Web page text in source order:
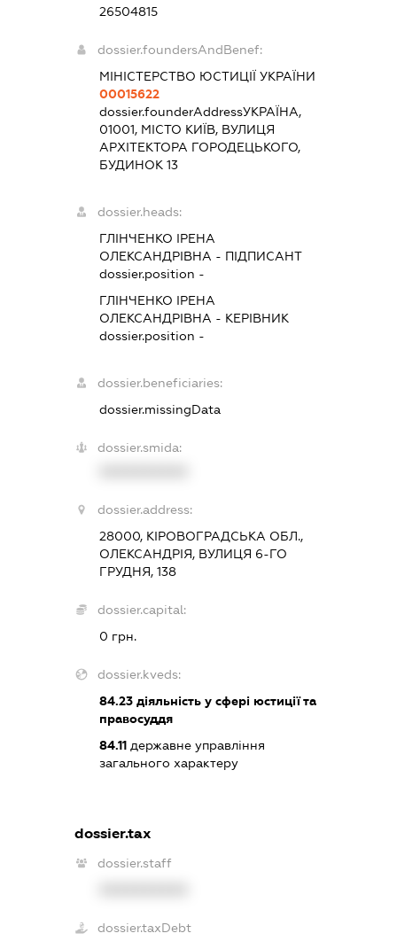
26504815
dossier.foundersAndBenef:
МІНІСТЕРСТВО ЮСТИЦІЇ УКРАЇНИ
00015622
dossier.founderAddressУКРАЇНА,
01001, МІСТО КИЇВ, ВУЛИЦЯ
АРХІТЕКТОРА ГОРОДЕЦЬКОГО,
БУДИНОК 13
dossier.heads:
ГЛІНЧЕНКО ІРЕНА
ОЛЕКСАНДРІВНА - ПІДПИСАНТ
dossier.position -
ГЛІНЧЕНКО ІРЕНА
ОЛЕКСАНДРІВНА - КЕРІВНИК
dossier.position -
dossier.beneficiaries:
dossier.missingData
dossier.smida:
dossier.address:
28000, КІРОВОГРАДСЬКА ОБЛ.,
ОЛЕКСАНДРІЯ, ВУЛИЦЯ 6-ГО
ГРУДНЯ, 138
dossier.capital:
0 грн.
dossier.kveds:
84.23діяльність у сфері юстиції та
правосуддя
84.11державне управління
загального характеру
dossier.tax
dossier.staff
dossier.taxDebt